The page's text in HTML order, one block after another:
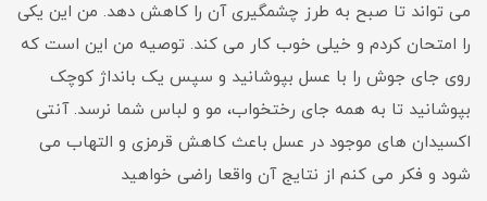
می تواند تا صبح به طرز چشمگیری آن را کاهش دهد. من این یکی
را امتحان کردم و خیلی خوب کار می کند. توصیه من این است که
روی جای جوش را با عسل بپوشانید و سپس یک بانداژ کوچک
بپوشانید تا به همه جای رختخواب، مو و لباس شما نرسد. آنتی
اکسیدان های موجود در عسل باعث کاهش قرمزی و التهاب می
شود و فکر می کنم از نتایج آن واقعا راضی خواهید